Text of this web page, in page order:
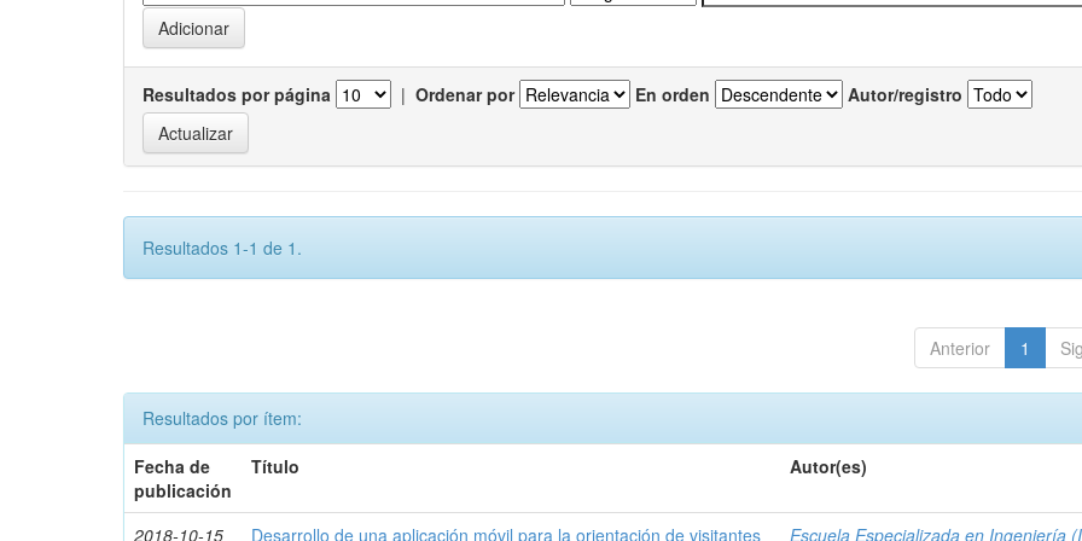
Resultados por página | Ordenar por En orden Autor/registro
Resultados 1-1 de 1.
Anterior 1
Resultados por ítem:
Fecha de
publicación
Título Autor(es)
2018-10-15 Desarrollo de una aplicación móvil para la orientación de visitantes Escuela Especializada en Ingeniería